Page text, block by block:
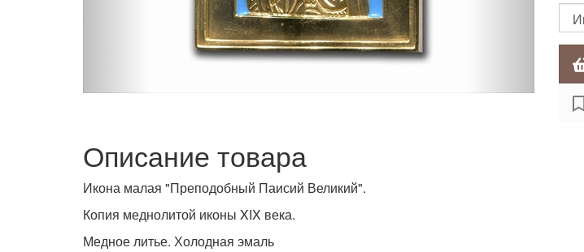
Описание товара
Икона малая "Преподобный Паисий Великий".
Копия меднолитой иконы XIX века.
Медное литье. Холодная эмаль